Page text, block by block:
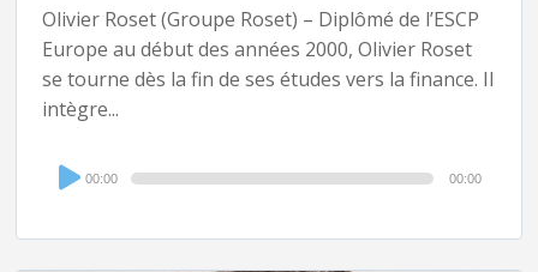
Olivier Roset (Groupe Roset) – Diplômé de l’ESCP
Europe au début des années 2000, Olivier Roset
se tourne dès la fin de ses études vers la finance. Il
intègre...
Audio
Player
00:00 00:00